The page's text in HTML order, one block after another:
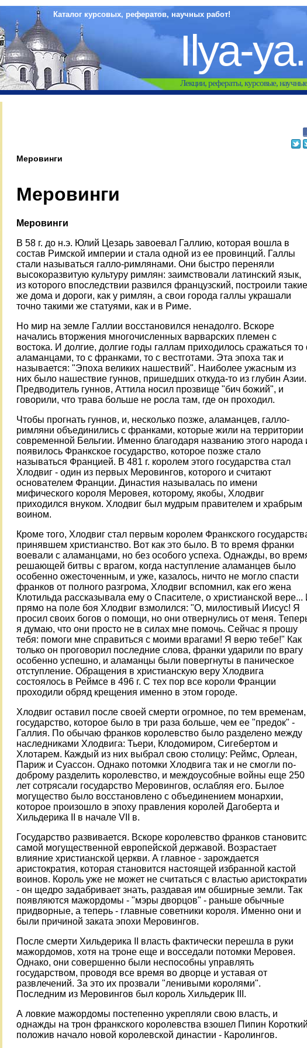
Каталог курсовых, рефератов, научных работ!
Ilya-
Лекции, рефераты, курсовые,
Меровинги
Меровинги
Меровинги
В 58 г. до н.э. Юлий Цезарь завоевал Галлию, которая вошла в
состав Римской империи и стала одной из ее провинций. Галлы
стали называться галло-римлянами. Они быстро переняли
высокоразвитую культуру римлян: заимствовали латинский язык,
из которого впоследствии развился французский, построили такие
же дома и дороги, как у римлян, а свои города галлы украшали
точно такими же статуями, как и в Риме.
Но мир на земле Галлии восстановился ненадолго. Вскоре
начались вторжения многочисленных варварских племен с
востока. И долгие, долгие годы галлам приходилось сражаться то
аламанцами, то с франками, то с вестготами. Эта эпоха так и
называется: "Эпоха великих нашествий". Наиболее ужасным из
них было нашествие гуннов, пришедших откуда-то из глубин Азии.
Предводитель гуннов, Аттила носил прозвище "бич божий", и
говорили, что трава больше не росла там, где он проходил.
Чтобы прогнать гуннов, и, несколько позже, аламанцев, галло-
римляни объединились с франками, которые жили на территории
современной Бельгии. Именно благодаря названию этого народа
появилось Франкское государство, которое позже стало
называться Францией. В 481 г. королем этого государства стал
Хлодвиг - один из первых Меровингов, которого и считают
основателем Франции. Династия называлась по имени
мифического короля Меровея, которому, якобы, Хлодвиг
приходился внуком. Хлодвиг был мудрым правителем и храбрым
воином.
Кроме того, Хлодвиг стал первым королем Франкского
принявшем христианство. Вот как это было. В то время франки
воевали с аламанцами, но без особого успеха. Однажды, во
решающей битвы с врагом, когда наступление аламанцев было
особенно ожесточенным, и уже, казалось, ничто не могло спасти
франков от полного разгрома, Хлодвиг вспомнил, как его жена
Клотильда рассказывала ему о Спасителе, о христианской вере...
прямо на поле боя Хлодвиг взмолился: "О, милостивый Иисус! Я
просил своих богов о помощи, но они отвернулись от меня.
я думаю, что они просто не в силах мне помочь. Сейчас я прошу
тебя: помоги мне справиться с моими врагами! Я верю тебе!" Как
только он проговорил последние слова, франки ударили по врагу
особенно успешно, и аламанцы были повергнуты в паническое
отступление. Обращения в христианскую веру Хлодвига
состоялось в Реймсе в 496 г. С тех пор все короли Франции
проходили обряд крещения именно в этом городе.
Хлодвиг оставил после своей смерти огромное, по тем временам,
государство, которое было в три раза больше, чем ее "предок" -
Галлия. По обычаю франков королевство было разделено между
наследниками Хлодвига: Тьери, Клодомиром, Сигебертом и
Хлотарем. Каждый из них выбрал свою столицу: Реймс, Орлеан,
Париж и Суассон. Однако потомки Хлодвига так и не смогли по-
доброму разделить королевство, и междоусобные войны еще 250
лет сотрясали государство Меровингов, ослабляя его. Былое
могущество было восстановлено с объединением монархии,
которое произошло в эпоху правления королей Дагоберта и
Хильдерика II в начале VII в.
Государство развивается. Вскоре королевство франков
самой могущественной европейской державой. Возрастает
влияние христианской церкви. А главное - зарождается
аристократия, которая становится настоящей избранной кастой
воинов. Король уже не может не считаться с властью
- он щедро задабривает знать, раздавая им обширные земли. Так
появляются мажордомы - "мэры дворцов" - раньше обычные
придворные, а теперь - главные советники короля. Именно они и
были причиной заката эпохи Меровингов.
После смерти Хильдерика II власть фактически перешла в руки
мажордомов, хотя на троне еще и восседали потомки Меровея.
Однако, они совершенно были неспособны управлять
государством, проводя все время во дворце и уставая от
развлечений. За это их прозвали "ленивыми королями".
Последним из Меровингов был король Хильдерик III.
А ловкие мажордомы постепенно укрепляли свою власть, и
однажды на трон франкского королевства взошел Пипин
положив начало новой королевской династии - Каролингов.